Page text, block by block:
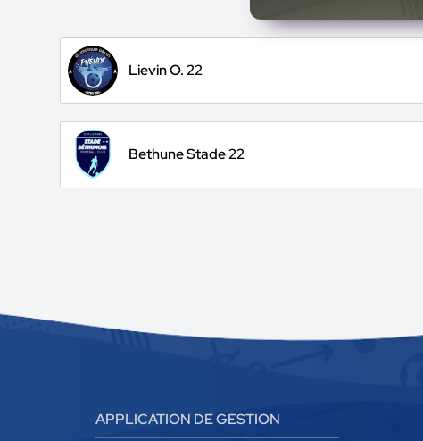
Lievin O. 22
Bethune Stade 22
APPLICATION DE GESTION